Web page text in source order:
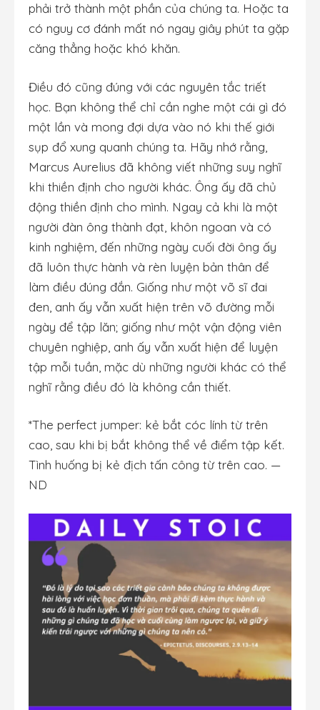
phải trở thành một phần của chúng ta. Hoặc ta
có nguy cơ đánh mất nó ngay giây phút ta gặp
căng thẳng hoặc khó khăn.
Điều đó cũng đúng với các nguyên tắc triết
học. Bạn không thể chỉ cần nghe một cái gì đó
một lần và mong đợi dựa vào nó khi thế giới
sụp đổ xung quanh chúng ta. Hãy nhớ rằng,
Marcus Aurelius đã không viết những suy nghĩ
khi thiền định cho người khác. Ông ấy đã chủ
động thiền định cho mình. Ngay cả khi là một
người đàn ông thành đạt, khôn ngoan và có
kinh nghiệm, đến những ngày cuối đời ông ấy
đã luôn thực hành và rèn luyện bản thân để
làm điều đúng đắn. Giống như một võ sĩ đai
đen, anh ấy vẫn xuất hiện trên võ đường mỗi
ngày để tập lăn; giống như một vận động viên
chuyên nghiệp, anh ấy vẫn xuất hiện để luyện
tập mỗi tuần, mặc dù những người khác có thể
nghĩ rằng điều đó là không cần thiết.
*The perfect jumper: kẻ bắt cóc lính từ trên
cao, sau khi bị bắt không thể về điểm tập kết.
Tình huống bị kẻ địch tấn công từ trên cao. —
ND